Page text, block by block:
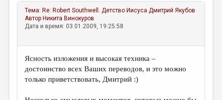
Тема: Re: Robert Southwell. Детство Иисуса Дмитрий Якубов
Автор Никита Винокуров
Дата и время: 03.01.2009, 19:25:58
Ясность изложения и высокая техника –
достоинство всех Ваших переводов, и это можно
только приветствовать, Дмитрий :)